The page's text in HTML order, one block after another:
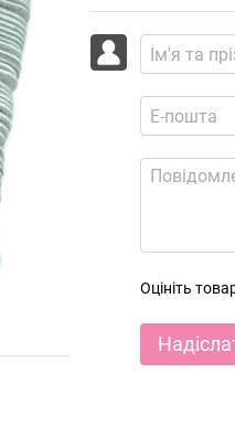
Оцініть